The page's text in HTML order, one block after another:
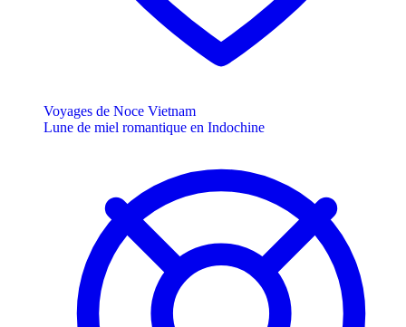
Voyages de Noce Vietnam
Lune de miel romantique en Indochine